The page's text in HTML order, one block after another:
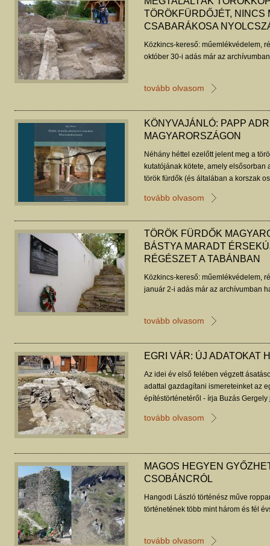
TÖRÖKFÜRDŐJÉT, NINCS
CSABARÁKOSA
Közkincs-kereső: műemlékvédelem,
október 30-i adás már az
tovább olvasom
KÖNYVAJÁNLÓ: PAPP
MAGYARORSZÁGON
Néhány héttel ezelőtt jelent meg a
kutatójának kötete, amely elsősorban
török fürdők (és általában a korszak
tovább olvasom
TÖRÖK FÜRDŐK
BÁSTYA MARADT
RÉGÉSZET A TABÁNBAN
Közkincs-kereső: műemlékvédelem,
január 2-i adás már az archívumban
tovább olvasom
EGRI VÁR: ÚJ ADATOKAT
Az idei év első felében végzett
adattal gazdagítani ismereteinket az
építéstörténetéről - írja Buzás
tovább olvasom
MAGOS HEGYEN
CSOBÁNCRÓL
Hangodi László történész műve
történetének több mint három és fél
tovább olvasom